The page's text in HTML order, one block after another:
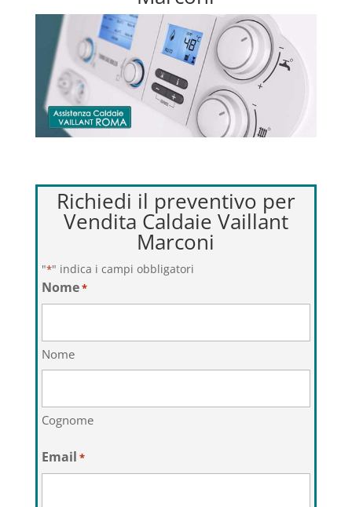
Richiedi il preventivo per
Vendita Caldaie Vaillant
Marconi
"*" indica i campi obbligatori
Nome*
Nome
Cognome
Email *